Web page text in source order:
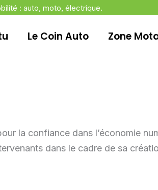
: auto, moto, électrique.
Le Coin Auto Zone
la confiance dans l’économie
dans le cadre de sa